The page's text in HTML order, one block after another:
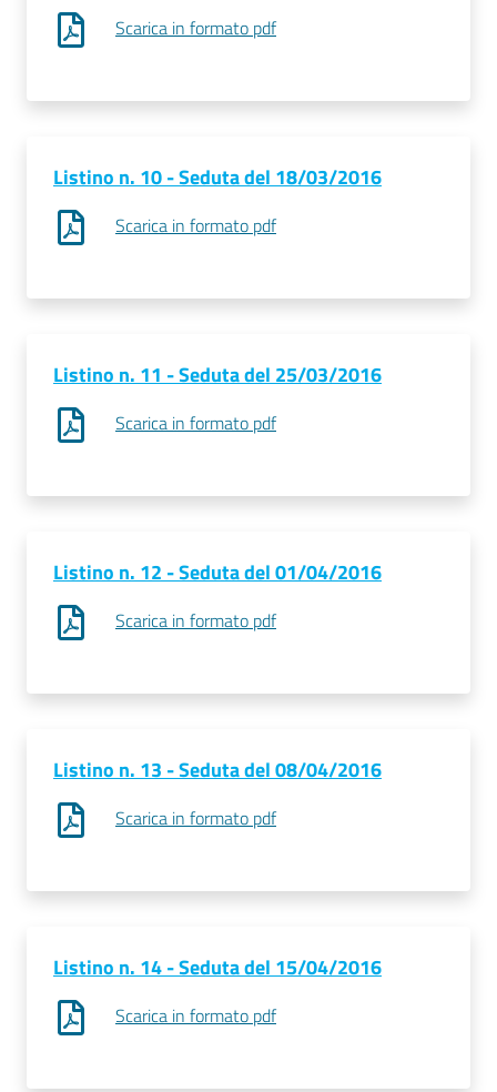
Scarica in formato pdf
Listino n. 10 - Seduta del 18/03/2016
Scarica in formato pdf
Listino n. 11 - Seduta del 25/03/2016
Scarica in formato pdf
Listino n. 12 - Seduta del 01/04/2016
Scarica in formato pdf
Listino n. 13 - Seduta del 08/04/2016
Scarica in formato pdf
Listino n. 14 - Seduta del 15/04/2016
Scarica in formato pdf